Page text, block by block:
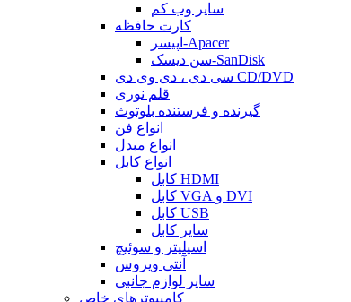
سایر وب کم
کارت حافظه
اپیسر-Apacer
سن دیسک-SanDisk
سی دی ، دی وی دی CD/DVD
قلم نوری
گیرنده و فرستنده بلوتوث
انواع فن
انواع مبدل
انواع کابل
کابل HDMI
کابل VGA و DVI
کابل USB
سایر کابل
اسپلیتر و سوئیچ
آنتی ویروس
سایر لوازم جانبی
کامپیوترهای خاص